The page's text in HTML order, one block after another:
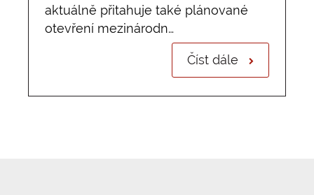
aktuálně přitahuje také plánované
otevření mezinárodn…
Číst dále